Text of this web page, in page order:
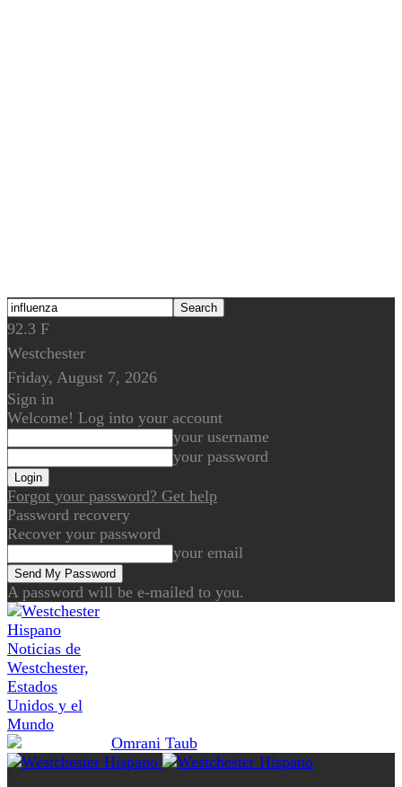
92.3 F
Westchester
Friday, August 7, 2026
Sign in
Welcome! Log into your account
your username
your password
Forgot your password? Get help
Password recovery
Recover your password
your email
A password will be e-mailed to you.
Noticias de
Westchester,
Estados
Unidos y el
Mundo